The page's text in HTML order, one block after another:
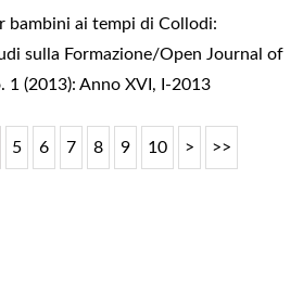
bambini ai tempi di Collodi:
sulla Formazione/Open Journal of
1 (2013): Anno XVI, I-2013
5 6 7 8 9 10 > >>